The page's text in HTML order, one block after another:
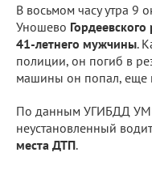
В восьмом часу утра 9
Уношево Гордеевского
41-летнего мужчины.
полиции, он погиб в
машины он попал, еще
По данным УГИБДД
неустановленный
места ДТП.